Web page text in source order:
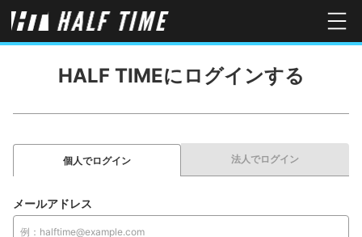
HALF TIMEにログインする
個人でログイン 法人でログイン
メールアドレス